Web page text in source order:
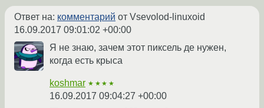
Ответ на: комментарий от Vsevolod-linuxoid
16.09.2017 09:01:02 +00:00
Я не знаю, зачем этот пиксель де нужен,
когда есть крыса
koshmar ★★★★
16.09.2017 09:04:27 +00:00